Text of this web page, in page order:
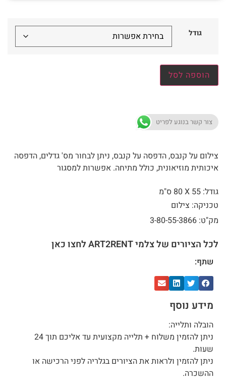
גודל
הוספה לסל
צור קשר בנוגע לפריט
צילום על קנבס, הדפסה על קנבס, ניתן לבחור מס' גדלים, הדפסה
איכותית מוזיאונית, כולל מתיחה. אפשרות למסגור
גודל: 55 X
80 ס"מ
טכניקה: צילום
מק"ט: 3-80-55-3866
לכל הציורים של צלמי ART2RENT לחצו כאן
שתף:
מידע נוסף
הובלה ותלייה:
ניתן להזמין משלוח + תלייה מקצועית עד אליכם תוך 24
שעות.
ניתן להזמין ולראות את הציורים בגלריה לפני הרכישה או
ההשכרה.